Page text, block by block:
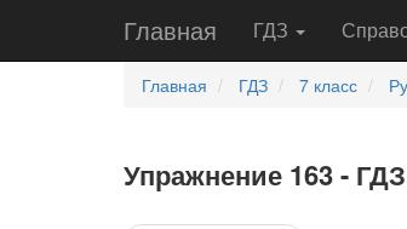
Главная ГДЗ
Главная ГДЗ 7 класс
Упражнение 163 -